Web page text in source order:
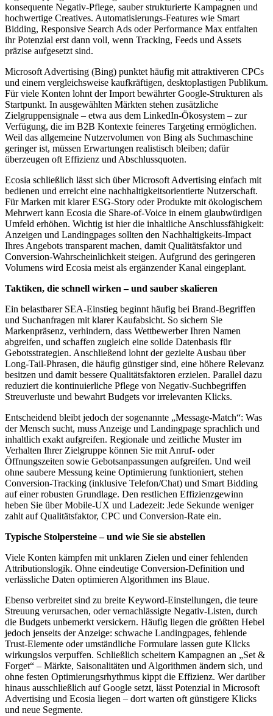
konsequente Negativ-Pflege, sauber strukturierte Kampagnen und
hochwertige Creatives. Automatisierungs-Features wie Smart
Bidding, Responsive Search Ads oder Performance Max entfalten
ihr Potenzial erst dann voll, wenn Tracking, Feeds und Assets
präzise aufgesetzt sind.
Microsoft Advertising (Bing) punktet häufig mit attraktiveren CPCs
und einem vergleichsweise kaufkräftigen, desktoplastigen Publikum.
Für viele Konten lohnt der Import bewährter Google-Strukturen als
Startpunkt. In ausgewählten Märkten stehen zusätzliche
Zielgruppensignale – etwa aus dem LinkedIn-Ökosystem – zur
Verfügung, die im B2B Kontexte feineres Targeting ermöglichen.
Weil das allgemeine Nutzervolumen von Bing als Suchmaschine
geringer ist, müssen Erwartungen realistisch bleiben; dafür
überzeugen oft Effizienz und Abschlussquoten.
Ecosia schließlich lässt sich über Microsoft Advertising einfach mit
bedienen und erreicht eine nachhaltigkeitsorientierte Nutzerschaft.
Für Marken mit klarer ESG-Story oder Produkte mit ökologischem
Mehrwert kann Ecosia die Share-of-Voice in einem glaubwürdigen
Umfeld erhöhen. Wichtig ist hier die inhaltliche Anschlussfähigkeit:
Anzeigen und Landingpages sollten den Nachhaltigkeits-Impact
Ihres Angebots transparent machen, damit Qualitätsfaktor und
Conversion-Wahrscheinlichkeit steigen. Aufgrund des geringeren
Volumens wird Ecosia meist als ergänzender Kanal eingeplant.
Taktiken, die schnell wirken – und sauber skalieren
Ein belastbarer SEA-Einstieg beginnt häufig bei Brand-Begriffen
und Suchanfragen mit klarer Kaufabsicht. So sichern Sie
Markenpräsenz, verhindern, dass Wettbewerber Ihren Namen
abgreifen, und schaffen zugleich eine solide Datenbasis für
Gebotsstrategien. Anschließend lohnt der gezielte Ausbau über
Long-Tail-Phrasen, die häufig günstiger sind, eine höhere Relevanz
besitzen und damit bessere Qualitätsfaktoren erzielen. Parallel dazu
reduziert die kontinuierliche Pflege von Negativ-Suchbegriffen
Streuverluste und bewahrt Budgets vor irrelevanten Klicks.
Entscheidend bleibt jedoch der sogenannte „Message-Match“: Was
der Mensch sucht, muss Anzeige und Landingpage sprachlich und
inhaltlich exakt aufgreifen. Regionale und zeitliche Muster im
Verhalten Ihrer Zielgruppe können Sie mit Anruf- oder
Öffnungszeiten sowie Gebotsanpassungen aufgreifen. Und weil
ohne saubere Messung keine Optimierung funktioniert, stehen
Conversion-Tracking (inklusive Telefon/Chat) und Smart Bidding
auf einer robusten Grundlage. Den restlichen Effizienzgewinn
heben Sie über Mobile-UX und Ladezeit: Jede Sekunde weniger
zahlt auf Qualitätsfaktor, CPC und Conversion-Rate ein.
Typische Stolpersteine – und wie Sie sie abstellen
Viele Konten kämpfen mit unklaren Zielen und einer fehlenden
Attributionslogik. Ohne eindeutige Conversion-Definition und
verlässliche Daten optimieren Algorithmen ins Blaue.
Ebenso verbreitet sind zu breite Keyword-Einstellungen, die teure
Streuung verursachen, oder vernachlässigte Negativ-Listen, durch
die Budgets unbemerkt versickern. Häufig liegen die größten Hebel
jedoch jenseits der Anzeige: schwache Landingpages, fehlende
Trust-Elemente oder umständliche Formulare lassen gute Klicks
wirkungslos verpuffen. Schließlich scheitern Kampagnen an „Set &
Forget“ – Märkte, Saisonalitäten und Algorithmen ändern sich, und
ohne festen Optimierungsrhythmus kippt die Effizienz. Wer darüber
hinaus ausschließlich auf Google setzt, lässt Potenzial in Microsoft
Advertising und Ecosia liegen – dort warten oft günstigere Klicks
und neue Segmente.